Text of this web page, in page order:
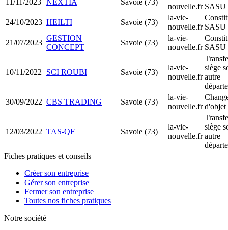
nouvelle.fr SASU
24/10/2023 HEILTI Savoie (73)
la-vie-
nouvelle.fr SASU
21/07/2023
GESTION
CONCEPT
Savoie (73)
la-vie-
nouvelle.fr SASU
10/11/2022 SCI ROUBI Savoie (73)
la-vie-
nouvelle.fr
siège
autre
30/09/2022 CBS TRADING Savoie (73)
la-vie-
nouvelle.fr d'objet
12/03/2022 TAS-QF Savoie (73)
la-vie-
nouvelle.fr
siège
autre
Fiches pratiques et conseils
Créer son entreprise
Gérer son entreprise
Fermer son entreprise
Toutes nos fiches pratiques
Notre société